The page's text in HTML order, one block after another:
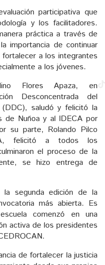
participativa que
y los facilitadores.
práctica a través de
importancia de continuar
a los integrantes
a los jóvenes.
Flores Apaza, en
Desconcentrada del
saludó y felicitó la
de Nuñoa y al IDECA por
su parte, Rolando Pilco
felicitó a todos los
el proceso de la
se hizo entrega de
segunda edición de la
más abierta. Es
comenzó en una
activa de los presidentes
de fortalecer la justicia